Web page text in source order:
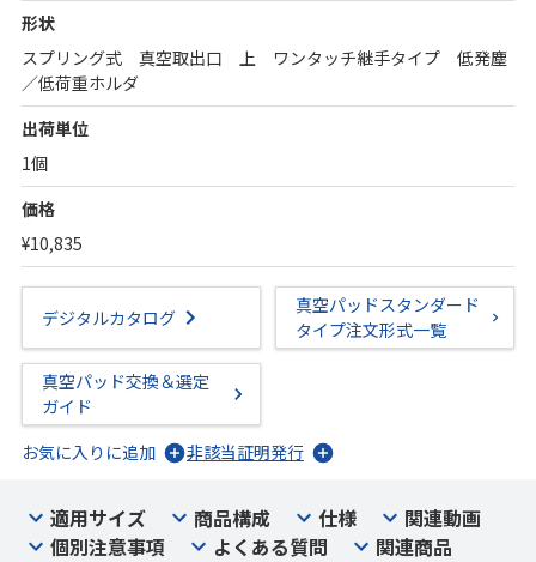
形状
スプリング式 真空取出口 上 ワンタッチ継手タイプ 低発塵
／低荷重ホルダ
出荷単位
1個
価格
¥10,835
デジタルカタログ
真空パッドスタンダード
タイプ注文形式一覧
真空パッド交換＆選定
ガイド
お気に入りに追加
非該当証明発行
適用サイズ 商品構成 仕様
関連動画
個別注意事項
よくある質問 関連商品